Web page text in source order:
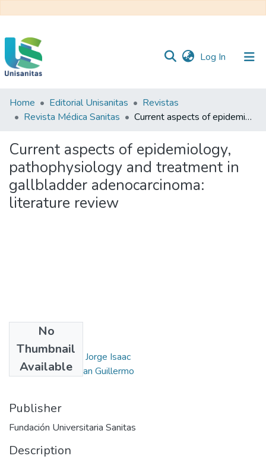
Log In (current)
Inicio
Web
Home Editorial Unisanitas
Revistas
Revista Médica Sanitas
Current aspects of epidemiology, pathophysiology and treatment in gallbladder adenocarcinoma: literature review
Current aspects of epidemiology,
pathophysiology and treatment in
gallbladder adenocarcinoma:
literature review
No
Thumbnail
Available
Authors
Vargas Rodríguez, Jorge Isaac
Ramos Castillo, Juan Guillermo
Publisher
Fundación Universitaria Sanitas
Description